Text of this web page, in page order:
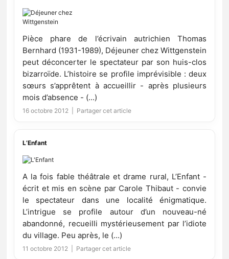
Pièce phare de l’écrivain autrichien Thomas
Bernhard (1931-1989), Déjeuner chez Wittgenstein
peut déconcerter le spectateur par son huis-clos
bizarroïde. L’histoire se profile imprévisible : deux
sœurs s’apprêtent à accueillir - après plusieurs
mois d’absence - (...)
16 octobre 2012 | Partager cet article
L’Enfant
A la fois fable théâtrale et drame rural, L’Enfant -
écrit et mis en scène par Carole Thibaut - convie
le spectateur dans une localité énigmatique.
L’intrigue se profile autour d’un nouveau-né
abandonné, recueilli mystérieusement par l’idiote
du village. Peu après, le (...)
11 octobre 2012 | Partager cet article